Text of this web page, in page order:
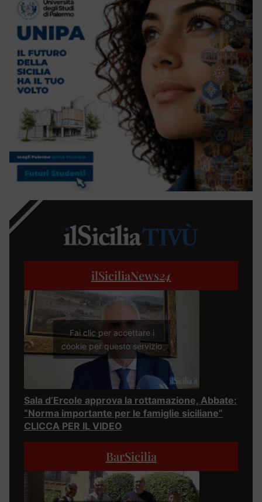
ilSiciliaNews24
Fai clic per accettare i
cookie per questo servizio
Sala d’Ercole approva la rottamazione, Abbate:
“Norma importante per le famiglie siciliane”
CLICCA PER IL VIDEO
BarSicilia